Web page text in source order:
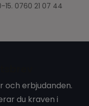
0760 21 07 44
och erbjudanden.
du kraven i